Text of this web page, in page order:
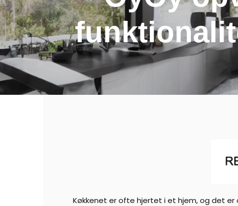
Køkkenet er ofte hjertet i et hjem, og det